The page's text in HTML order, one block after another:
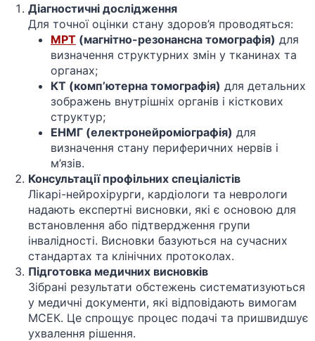
Діагностичні дослідження
Для точної оцінки стану здоров’я проводяться:
МРТ (магнітно-резонансна томографія) для
визначення структурних змін у тканинах та
органах;
КТ (комп’ютерна томографія) для детальних
зображень внутрішніх органів і кісткових
структур;
ЕНМГ (електронейроміографія) для
визначення стану периферичних нервів і
м’язів.
Консультації профільних спеціалістів
Лікарі-нейрохірурги, кардіологи та неврологи
надають експертні висновки, які є основою для
встановлення або підтвердження групи
інвалідності. Висновки базуються на сучасних
стандартах та клінічних протоколах.
Підготовка медичних висновків
Зібрані результати обстежень систематизуються
у медичні документи, які відповідають вимогам
МСЕК. Це спрощує процес подачі та пришвидшує
ухвалення рішення.